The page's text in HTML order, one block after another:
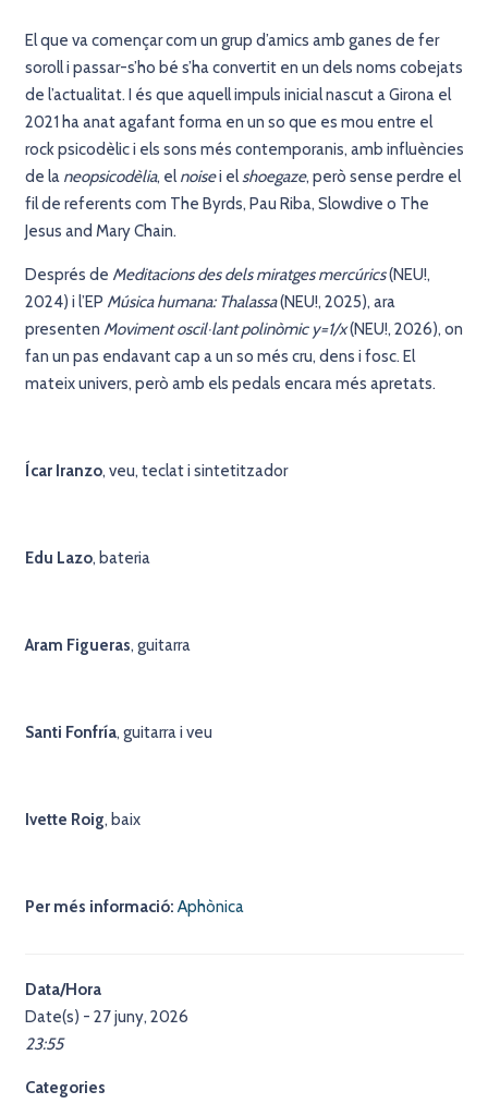
El que va començar com un grup d’amics amb ganes de fer
soroll i passar-s’ho bé s’ha convertit en un dels noms cobejats
de l’actualitat. I és que aquell impuls inicial nascut a Girona el
2021 ha anat agafant forma en un so que es mou entre el
rock psicodèlic i els sons més contemporanis, amb influències
de la neopsicodèlia, el noisei elshoegaze, però sense perdre el
fil de referents com The Byrds, Pau Riba, Slowdive o The
Jesus and Mary Chain.
Després de Meditacions des dels miratges mercúrics(NEU!,
2024) i l’EP Música humana: Thalassa(NEU!, 2025), ara
presenten Moviment oscil·lant polinòmic y=1/x(NEU!, 2026), on
fan un pas endavant cap a un so més cru, dens i fosc. El
mateix univers, però amb els pedals encara més apretats.
Ícar Iranzo, veu, teclat i sintetitzador
Edu Lazo, bateria
Aram Figueras, guitarra
Santi Fonfría, guitarra i veu
Ivette Roig, baix
Per més informació: Aphònica
Data/Hora
Date(s) - 27 juny, 2026
23:55
Categories